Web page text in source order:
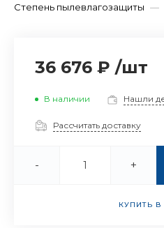
Степень пылевлагозащиты —
36 676 ₽ /шт
В наличии Нашли
Рассчитать доставку
- +
КУПИТЬ В